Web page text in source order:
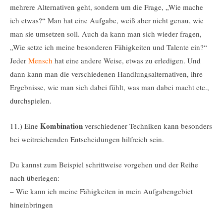
mehrere Alternativen geht, sondern um die Frage, „Wie mache
ich etwas?“ Man hat eine Aufgabe, weiß aber nicht genau, wie
man sie umsetzen soll. Auch da kann man sich wieder fragen,
„Wie setze ich meine besonderen Fähigkeiten und Talente ein?“
Jeder Mensch hat eine andere Weise, etwas zu erledigen. Und
dann kann man die verschiedenen Handlungsalternativen, ihre
Ergebnisse, wie man sich dabei fühlt, was man dabei macht etc.,
durchspielen.
11.) Eine Kombination verschiedener Techniken kann besonders
bei weitreichenden Entscheidungen hilfreich sein.
Du kannst zum Beispiel schrittweise vorgehen und der Reihe
nach überlegen:
– Wie kann ich meine Fähigkeiten in mein Aufgabengebiet
hineinbringen